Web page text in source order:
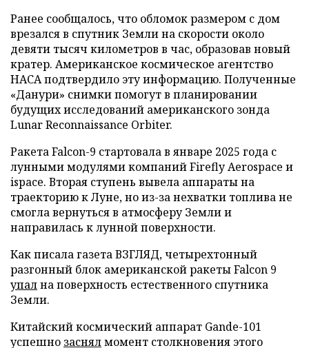
Ранее сообщалось, что обломок размером с дом
врезался в спутник Земли на скорости около
девяти тысяч километров в час, образовав новый
кратер. Американское космическое агентство
НАСА подтвердило эту информацию. Полученные
«Данури» снимки помогут в планировании
будущих исследований американского зонда
Lunar Reconnaissance Orbiter.
Ракета Falcon-9 стартовала в январе 2025 года с
лунными модулями компаний Firefly Aerospace и
ispace. Вторая ступень вывела аппараты на
траекторию к Луне, но из-за нехватки топлива не
смогла вернуться в атмосферу Земли и
направилась к лунной поверхности.
Как писала газета ВЗГЛЯД, четырехтонный
разгонный блок американской ракеты Falcon 9
упална поверхность естественного спутника
Земли.
Китайский космический аппарат Gande-101
успешно заснялмомент столкновения этого